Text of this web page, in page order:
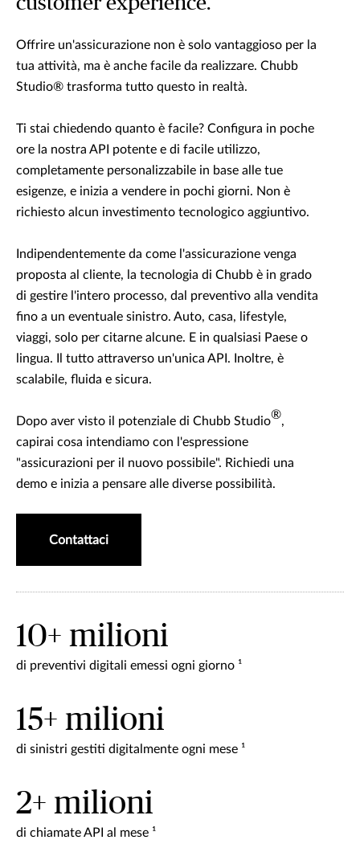
Offrire un'assicurazione non è solo vantaggioso per la
tua attività, ma è anche facile da realizzare. Chubb
Studio® trasforma tutto questo in realtà.
Ti stai chiedendo quanto è facile? Configura in poche
ore la nostra API potente e di facile utilizzo,
completamente personalizzabile in base alle tue
esigenze, e inizia a vendere in pochi giorni. Non è
richiesto alcun investimento tecnologico aggiuntivo.
Indipendentemente da come l'assicurazione venga
proposta al cliente, la tecnologia di Chubb è in grado
di gestire l'intero processo, dal preventivo alla vendita
fino a un eventuale sinistro. Auto, casa, lifestyle,
viaggi, solo per citarne alcune. E in qualsiasi Paese o
lingua. Il tutto attraverso un'unica API. Inoltre, è
scalabile, fluida e sicura.
Dopo aver visto il potenziale di Chubb Studio®,
capirai cosa intendiamo con l'espressione
"assicurazioni per il nuovo possibile". Richiedi una
demo e inizia a pensare alle diverse possibilità.
Contattaci
10+ milioni
di preventivi digitali emessi ogni giorno ¹
15+ milioni
di sinistri gestiti digitalmente ogni mese ¹
2+ milioni
di chiamate API al mese ¹